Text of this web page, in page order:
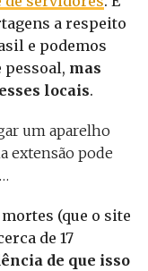
a respeito
e podemos
pessoal, mas
locais.
um aparelho
extensão pode
(que o site
de 17
de que isso